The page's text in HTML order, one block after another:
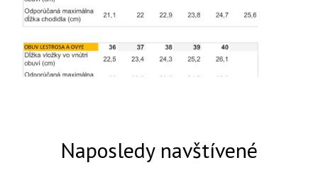
Naposledy navštívené